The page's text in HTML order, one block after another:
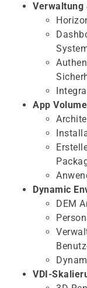
Verwaltung
App
Dynamic
DEM
VDI-